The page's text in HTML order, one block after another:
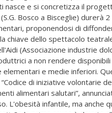
nasce e si concretizza il
Bosco a Bisceglie) durerà
proponendosi di
chiave dello spettacolo
(Associazione industrie
a non rendere
elementari e medie inferiori.
di iniziative volontarie
alimentari salutari”,
L'obesità infantile, ma anche